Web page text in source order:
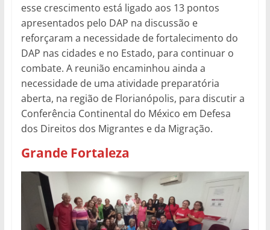
esse crescimento está ligado aos 13 pontos
apresentados pelo DAP na discussão e
reforçaram a necessidade de fortalecimento do
DAP nas cidades e no Estado, para continuar o
combate. A reunião encaminhou ainda a
necessidade de uma atividade preparatória
aberta, na região de Florianópolis, para discutir a
Conferência Continental do México em Defesa
dos Direitos dos Migrantes e da Migração.
Grande Fortaleza